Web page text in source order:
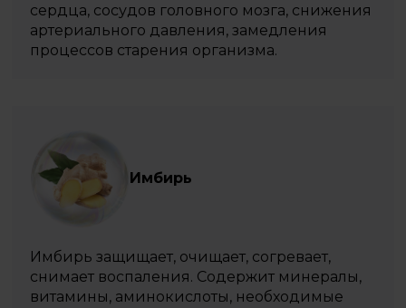
сердца, сосудов головного мозга, снижения
артериального давления, замедления
процессов старения организма.
Имбирь
Имбирь защищает, очищает, согревает,
снимает воспаления. Содержит минералы,
витамины, аминокислоты, необходимые